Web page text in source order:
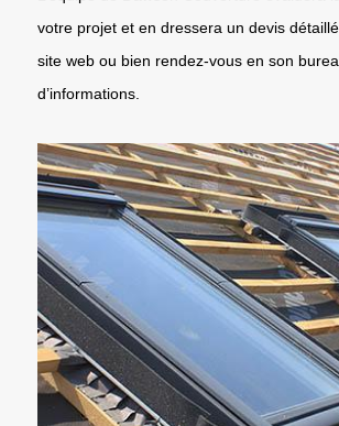
votre projet et en dressera un devis
site web ou bien rendez-vous en son
d’informations.